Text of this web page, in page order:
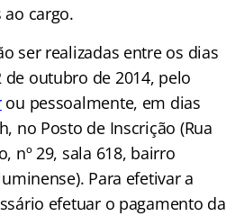
cargo.
ser realizadas entre os dias
de outubro de 2014, pelo
ou pessoalmente, em dias
no Posto de Inscrição (Rua
nº 29, sala 618, bairro
Para efetivar a
efetuar o pagamento da